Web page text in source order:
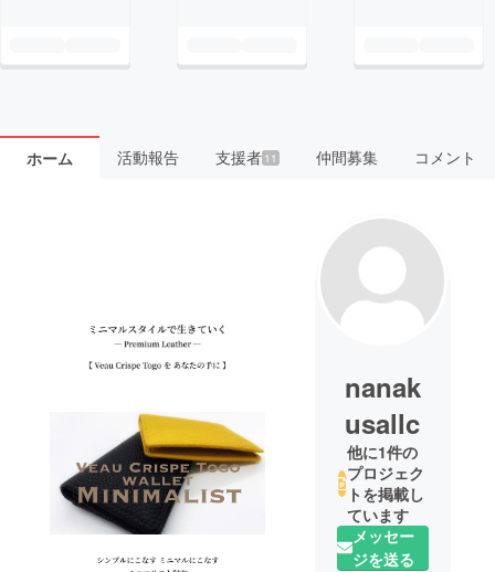
ホーム 活動報告 支援者 11 仲間募集 コメント
nanak
usallc
他に1件の
プロジェク
トを掲載し
ています
メッセー
ジを送る